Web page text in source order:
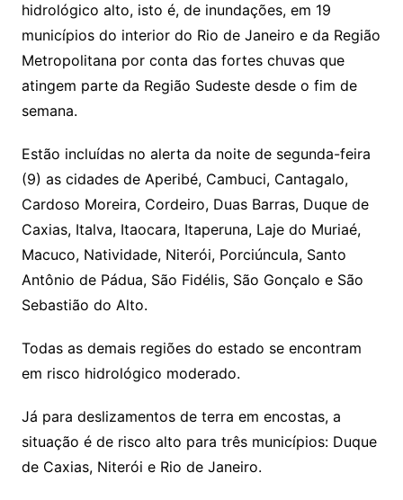
hidrológico alto, isto é, de inundações, em 19
municípios do interior do Rio de Janeiro e da Região
Metropolitana por conta das fortes chuvas que
atingem parte da Região Sudeste desde o fim de
semana.
Estão incluídas no alerta da noite de segunda-feira
(9) as cidades de Aperibé, Cambuci, Cantagalo,
Cardoso Moreira, Cordeiro, Duas Barras, Duque de
Caxias, Italva, Itaocara, Itaperuna, Laje do Muriaé,
Macuco, Natividade, Niterói, Porciúncula, Santo
Antônio de Pádua, São Fidélis, São Gonçalo e São
Sebastião do Alto.
Todas as demais regiões do estado se encontram
em risco hidrológico moderado.
Já para deslizamentos de terra em encostas, a
situação é de risco alto para três municípios: Duque
de Caxias, Niterói e Rio de Janeiro.